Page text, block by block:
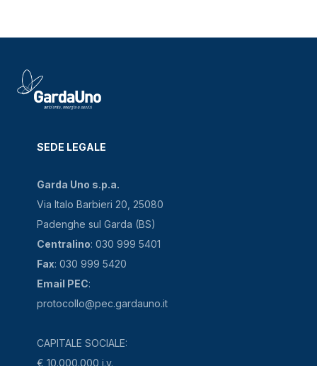
SEDE LEGALE
Garda Uno s.p.a.
Via Italo Barbieri 20, 25080
Padenghe sul Garda (BS)
Centralino: 030 999 5401
Fax: 030 999 5420
Email PEC:
protocollo@pec.gardauno.it
CAPITALE SOCIALE:
€ 10.000.000 i.v.